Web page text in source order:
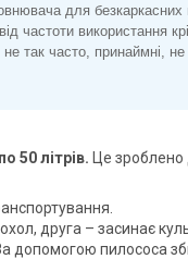
для
частоти використання
так часто, принаймні,
50 літрів. Це зроблено
друга – засинає
допомогою пилососа